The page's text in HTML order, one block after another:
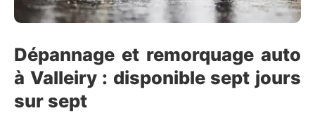
Dépannage et remorquage auto
à Valleiry : disponible sept jours
sur sept